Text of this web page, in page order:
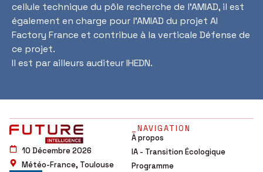
cellule technique du pôle recherche de l’AMIAD, il est
également en charge pour l’AMIAD du projet AI
Factory France et contribue à la verticale Défense de
ce projet.
Il est par ailleurs auditeur IHEDN.
10 Décembre 2026
Météo-France, Toulouse
_NAVIGATION
À propos
IA - Transition Écologique
Programme